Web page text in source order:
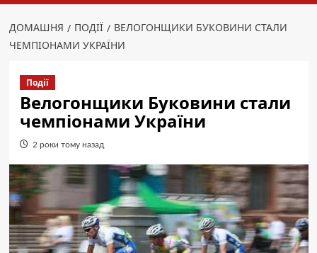
ДОМАШНЯ ПОДІЇ
ВЕЛОГОНЩИКИ БУКОВИНИ СТАЛИ
ЧЕМПІОНАМИ УКРАЇНИ
Події
Велогонщики Буковини стали
чемпіонами України
2 роки тому назад